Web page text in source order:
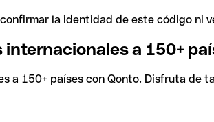
la identidad de este código ni
a 150+
a 150+ países con Qonto. Disfruta